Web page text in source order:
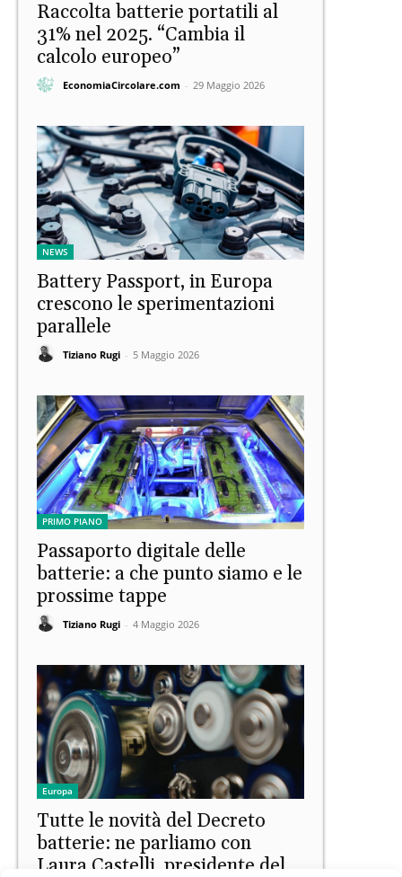
Raccolta batterie portatili al
31% nel 2025. “Cambia il
calcolo europeo”
EconomiaCircolare.com - 29 Maggio 2026
NEWS
Battery Passport, in Europa
crescono le sperimentazioni
parallele
Tiziano Rugi - 5 Maggio 2026
PRIMO PIANO
Passaporto digitale delle
batterie: a che punto siamo e le
prossime tappe
Tiziano Rugi - 4 Maggio 2026
Europa
Tutte le novità del Decreto
batterie: ne parliamo con
Laura Castelli, presidente del